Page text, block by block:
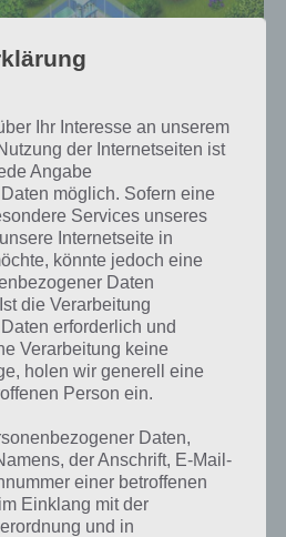
Heilmittel und Elixiere her, die
My Hospital geben musst
voranzukommen, solltest du folgende
Ihr Interesse an unserem
der Internetseiten ist
Angabe
möglich. Sofern eine
Services unseres
Internetseite in
könnte jedoch eine
Daten
die Verarbeitung
erforderlich und
Verarbeitung keine
holen wir generell eine
Person ein.
Daten,
der Anschrift, E-Mail-
einer betroffenen
Einklang mit der
und in